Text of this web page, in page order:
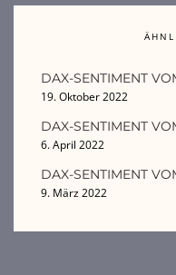
DAX-SENTIMENT
19. Oktober 2022
DAX-SENTIMENT
6. April 2022
DAX-SENTIMENT
9. März 2022